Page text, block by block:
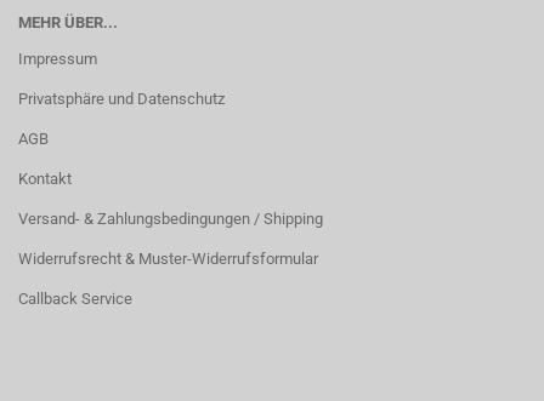
MEHR ÜBER...
Impressum
Privatsphäre und Datenschutz
AGB
Kontakt
Versand- & Zahlungsbedingungen / Shipping
Widerrufsrecht & Muster-Widerrufsformular
Callback Service